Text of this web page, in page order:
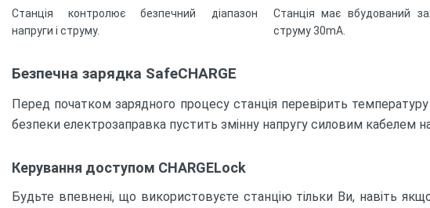
Станція контролює безпечний діапазон
напруги і струму.
Станція має вбудований
струму 30mA.
Безпечна зарядка SafeCHARGE
Перед початком зарядного процесу станція перевірить
безпеки електрозаправка пустить змінну напругу силовим кабелем
Керування доступом CHARGELock
Будьте впевнені, що використовуєте станцію тільки Ви, навіть